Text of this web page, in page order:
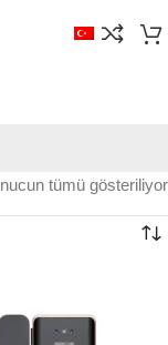
tümü gösteriliyor